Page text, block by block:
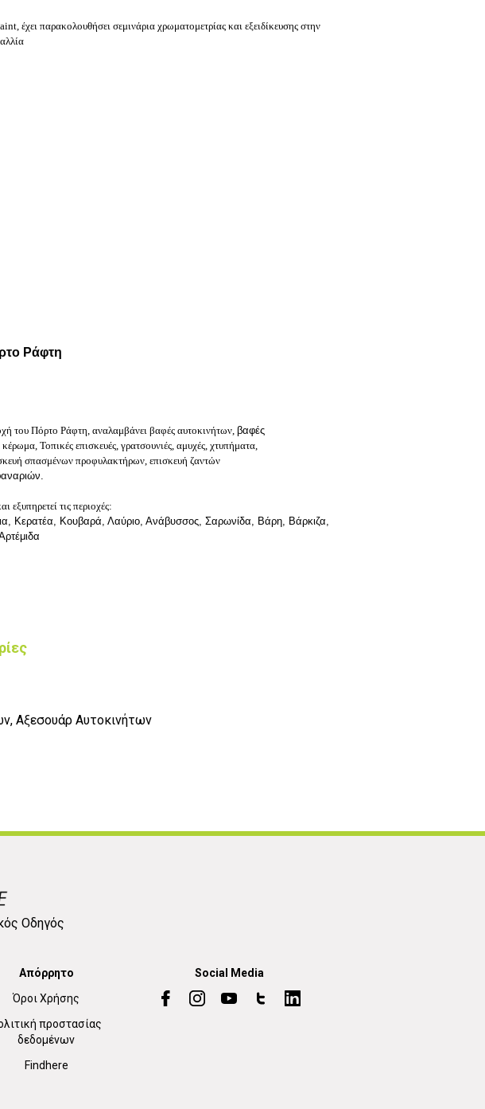
έχει παρακολουθήσει σεμινάρια χρωματομετρίας και εξειδίκευσης στην
Ράφτη
του Πόρτο Ράφτη, αναλαμβάνει βαφές αυτοκινήτων, βαφές
κέρωμα,Τοπικές επισκευές, γρατσουνιές, αμυχές, χτυπήματα,
σπασμένων προφυλακτήρων,επισκευή ζαντών
εξυπηρετεί τις περιοχές:
Κερατέα, Κουβαρά, Λαύριο, Ανάβυσσος, Σαρωνίδα, Βάρη, Βάρκιζα,
Αξεσουάρ Αυτοκινήτων
Οδηγός
Απόρρητο
Όροι Χρήσης
προστασίας
δεδομένων
Findhere
Social Media